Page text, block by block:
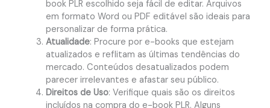
book PLR escolhido seja fácil de editar. Arquivos
em formato Word ou PDF editável são ideais para
personalizar de forma prática.
Atualidade: Procure por e-books que estejam
atualizados e reflitam as últimas tendências do
mercado. Conteúdos desatualizados podem
parecer irrelevantes e afastar seu público.
Direitos de Uso: Verifique quais são os direitos
incluídos na compra do e-book PLR. Alguns